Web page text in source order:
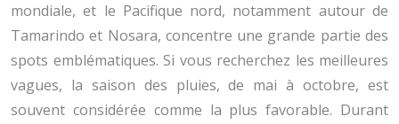
mondiale, et le Pacifique nord, notamment autour de
Tamarindo et Nosara, concentre une grande partie des
spots emblématiques. Si vous recherchez les meilleures
vagues, la saison des pluies, de mai à octobre, est
souvent considérée comme la plus favorable. Durant